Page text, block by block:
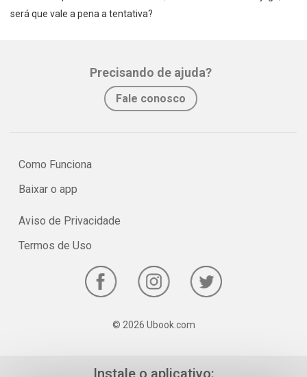
será que vale a pena a tentativa?
Precisando de ajuda?
Fale conosco
Como Funciona
Baixar o app
Aviso de Privacidade
Termos de Uso
© 2026 Ubook.com
Instale o aplicativo: